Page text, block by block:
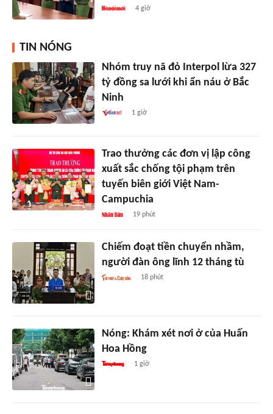
4 giờ
TIN NÓNG
Nhóm truy nã đỏ Interpol lừa 327
tỷ đồng sa lưới khi ẩn náu ở Bắc
Ninh
1 giờ
Trao thưởng các đơn vị lập công
xuất sắc chống tội phạm trên
tuyến biên giới Việt Nam-
Campuchia
19 phút
Chiếm đoạt tiền chuyển nhầm,
người đàn ông lĩnh 12 tháng tù
18 phút
Nóng: Khám xét nơi ở của Huấn
Hoa Hồng
1 giờ